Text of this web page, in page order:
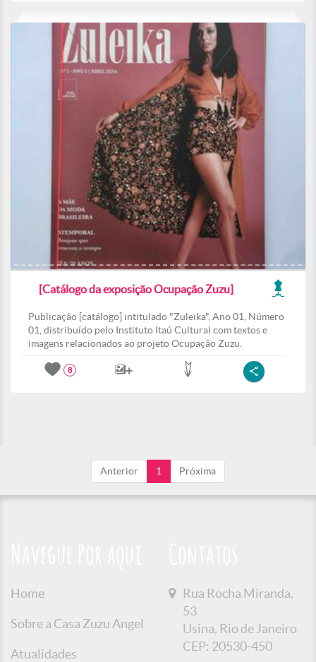
[Catálogo da exposição Ocupação Zuzu]
Publicação [catálogo] intitulado "Zuleika", Ano 01, Número
01, distribuído pelo Instituto Itaú Cultural com textos e
imagens relacionados ao projeto Ocupação Zuzu.
8
Anterior 1 Próxima
Home
Sobre a Casa Zuzu Angel
Atualidades
Rua Rocha Miranda,
53
Usina, Rio de Janeiro
CEP: 20530-450